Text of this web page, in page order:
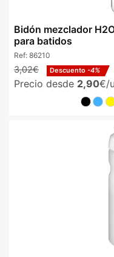
Bidón mezclador
para batidos
Ref: 86210
3,02€ Descuento -4%
Precio desde 2,90€/